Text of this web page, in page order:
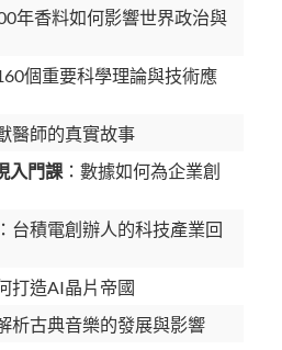
年香料如何影響世界政治與
個重要科學理論與技術應
醫師的真實故事
入門課 ：數據如何為企業創
：台積電創辦人的科技產業回
打造AI晶片帝國
析古典音樂的發展與影響